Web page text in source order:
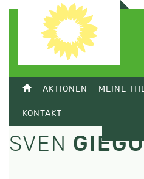
AKTIONEN MEINE
KONTAKT
SVEN